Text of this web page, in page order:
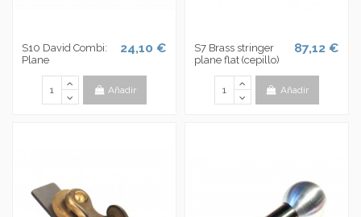
S10 David Combi:
Plane
24,10 €
Añadir
S7 Brass stringer
plane flat (cepillo)
87,12 €
Añadir